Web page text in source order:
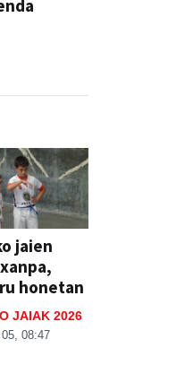
jaien
honetan
JAIAK 2026
08:47